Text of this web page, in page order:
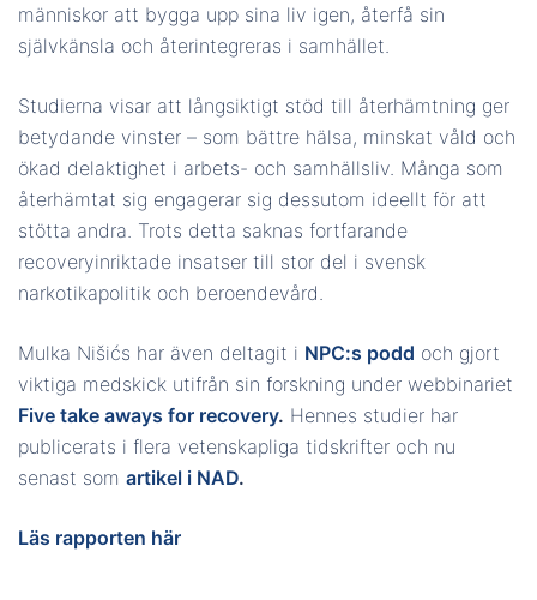
människor att bygga upp sina liv igen, återfå sin
självkänsla och återintegreras i samhället.
Studierna visar att långsiktigt stöd till återhämtning ger
betydande vinster – som bättre hälsa, minskat våld och
ökad delaktighet i arbets- och samhällsliv. Många som
återhämtat sig engagerar sig dessutom ideellt för att
stötta andra. Trots detta saknas fortfarande
recoveryinriktade insatser till stor del i svensk
narkotikapolitik och beroendevård.
Mulka Nišićs har även deltagit i NPC:s podd och gjort
viktiga medskick utifrån sin forskning under webbinariet
Five take aways for recovery. Hennes studier har
publicerats i flera vetenskapliga tidskrifter och nu
senast som artikel i NAD.
Läs rapporten här